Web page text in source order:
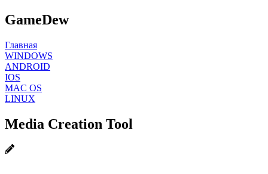
GameDew
Главная
WINDOWS
ANDROID
IOS
MAC OS
LINUX
Media Creation Tool